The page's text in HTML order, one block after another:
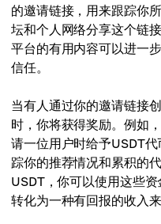
的邀请链接，用来跟踪你
坛和个人网络分享这个链
平台的有用内容可以进一
信任。
当有人通过你的邀请链接
时，你将获得奖励。例如，
请一位用户时给予USDT
踪你的推荐情况和累积的
USDT，你可以使用这些
转化为一种有回报的收入来